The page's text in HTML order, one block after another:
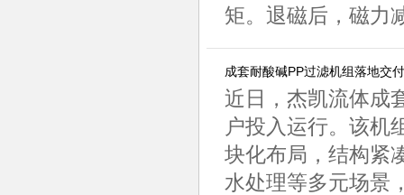
矩。退磁后，磁力
成套耐酸碱PP过滤机组落地交
近日，杰凯流体成
户投入运行。该机
块化布局，结构紧
水处理等多元场景